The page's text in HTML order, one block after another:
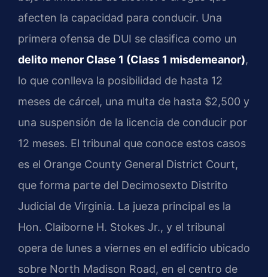
afecten la capacidad para conducir. Una
primera ofensa de DUI se clasifica como un
delito menor Clase 1 (Class 1 misdemeanor),
lo que conlleva la posibilidad de hasta 12
meses de cárcel, una multa de hasta $2,500 y
una suspensión de la licencia de conducir por
12 meses. El tribunal que conoce estos casos
es el Orange County General District Court,
que forma parte del Decimosexto Distrito
Judicial de Virginia. La jueza principal es la
Hon. Claiborne H. Stokes Jr., y el tribunal
opera de lunes a viernes en el edificio ubicado
sobre North Madison Road, en el centro de